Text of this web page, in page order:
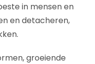
in mensen en
en detacheren,
groeiende